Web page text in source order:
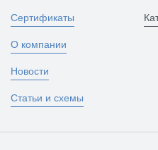
Сертификаты
О компании
Новости
Статьи и схемы